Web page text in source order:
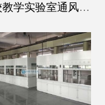
高校教学实验室通风柜选型：兼顾耐用性与学生操作安全